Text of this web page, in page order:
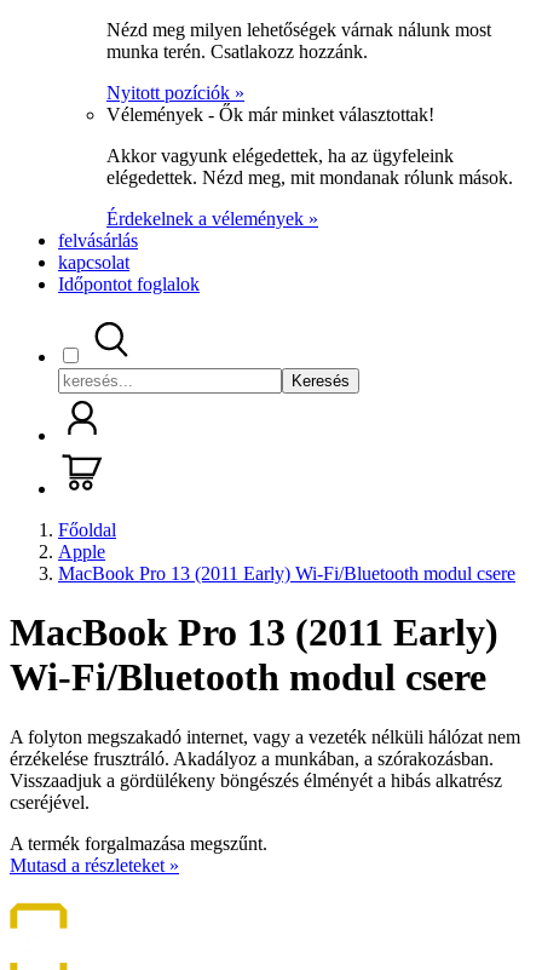
Nézd meg milyen lehetőségek várnak nálunk most
munka terén. Csatlakozz hozzánk.
Nyitott pozíciók »
Vélemények - Ők már minket választottak!
Akkor vagyunk elégedettek, ha az ügyfeleink
elégedettek. Nézd meg, mit mondanak rólunk mások.
Érdekelnek a vélemények »
felvásárlás
kapcsolat
Időpontot foglalok
Keresés
Főoldal
Apple
MacBook Pro 13 (2011 Early) Wi-Fi/Bluetooth modul csere
MacBook Pro 13 (2011 Early)
Wi-Fi/Bluetooth modul csere
A folyton megszakadó internet, vagy a vezeték nélküli hálózat nem
érzékelése frusztráló. Akadályoz a munkában, a szórakozásban.
Visszaadjuk a gördülékeny böngészés élményét a hibás alkatrész
cseréjével.
A termék forgalmazása megszűnt.
Mutasd a részleteket »